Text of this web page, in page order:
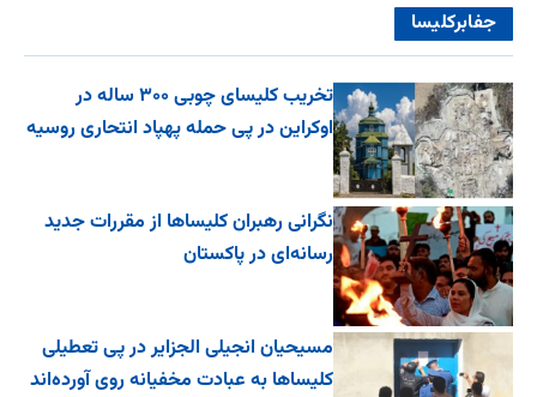
جفا‌بر‌کلیسا
تخریب کلیسای چوبی ۳۰۰ ساله در
اوکراین در پی حمله پهپاد انتحاری روسیه
نگرانی رهبران کلیساها از مقررات جدید
رسانه‌ای در پاکستان
مسیحیان انجیلی الجزایر در پی تعطیلی
کلیساها به عبادت مخفیانه روی آورده‌اند